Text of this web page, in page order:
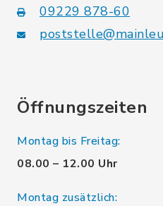
09229 878-60
Öffnungszeiten
Montag bis Freitag:
08.00 – 12.00 Uhr
Montag zusätzlich: